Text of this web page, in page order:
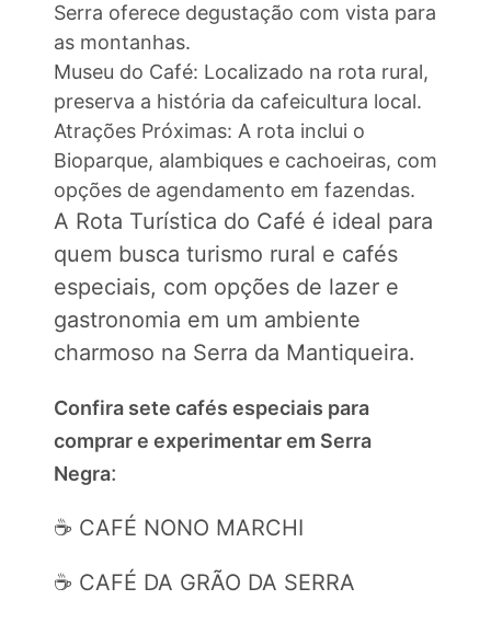
Serra oferece degustação com vista para
as montanhas.
Museu do Café: Localizado na rota rural,
preserva a história da cafeicultura local.
Atrações Próximas: A rota inclui o
Bioparque, alambiques e cachoeiras, com
opções de agendamento em fazendas.
A Rota Turística do Café é ideal para
quem busca turismo rural e cafés
especiais, com opções de lazer e
gastronomia em um ambiente
charmoso na Serra da Mantiqueira.
Confira sete cafés especiais para
comprar e experimentar em Serra
Negra:
☕️ CAFÉ NONO MARCHI
☕️ CAFÉ DA GRÃO DA SERRA